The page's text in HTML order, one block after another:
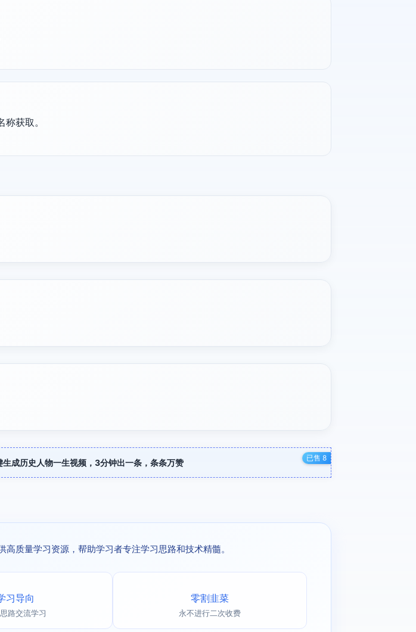
获取。
已售 8
成历史人物一生视频，3分钟出一条，条条万赞
质量学习资源，帮助学习者专注学习思路和技术精髓。
习导向
路交流学习
零割韭菜
永不进行二次收费